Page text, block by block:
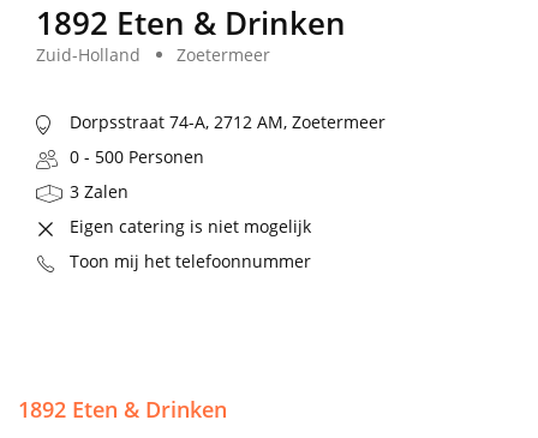
1892 Eten & Drinken
Zuid-Holland Zoetermeer
Dorpsstraat 74-A, 2712 AM, Zoetermeer
0 - 500 Personen
3 Zalen
Eigen catering is niet mogelijk
Toon mij het telefoonnummer
1892 Eten & Drinken